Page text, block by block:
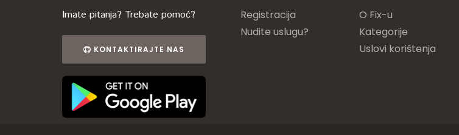
Imate pitanja? Trebate pomoć?
KONTAKTIRAJTE NAS
Registracija
Nudite uslugu?
O Fix-u
Kategorije
Uslovi korištenja